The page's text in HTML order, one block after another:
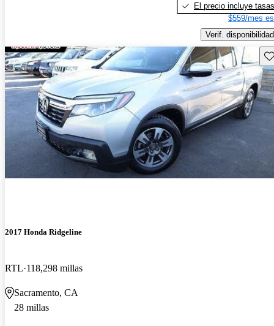
El precio incluye tasas
$559/mes
Verif. disponibilidad
2017 Honda Ridgeline
RTL 118,298 millas
Sacramento, CA
28 millas